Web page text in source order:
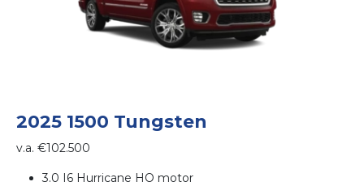
2025 1500 Tungsten
v.a. €102.500
3.0 I6 Hurricane HO motor